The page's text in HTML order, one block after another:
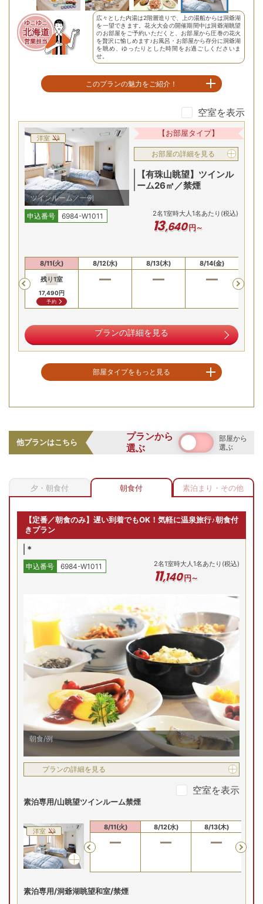
ゆこゆこ
北海道
営業担当
広々とした内湯は2階層造りで、上の湯船からは洞爺湖
を一望できます。花火大会の開催期間中は洞爺湖眺望
のお部屋をご予約いただくと、お部屋から圧巻の花火
を贅沢に愉しめます♪お風呂・お部屋から存分に洞爺湖
を眺め、ゆったりとした時間をお過ごしくださいま
せ。
このプランの魅力をご紹介！
洞爺湖畔の名湯を堪能
長い歴史を持つ洞爺湖温泉の自慢の湯を、心ゆくまでご堪能
いただけます。周辺の雄大な自然と合わせて、旅の疲れを優
しく癒やすひとときをお楽しみください。
夕食・朝食ともに、地域の食材をふんだんに使用した和洋中
だける、ボリューム満点の豪華な食の体験です。※セットメ
ニューの場合あり
洞爺湖一望の絶景客室
雄大な洞爺湖を目の前に臨む絶景の客室にご案内。時間とと
もに移り変わる湖と山々の美しい景色を独り占めしながら、
畳敷きの和室にベッドを置いた、ゆったりとした和の空間で
寛ぎのひとときを。
空室を表示
洋室
ツインルーム／一例
【お部屋タイプ】
お部屋の詳細を見る
【有珠山眺望】ツインル
ーム26㎡／禁煙
申込番号 6984-W1011 2名1室時大人1名あたり(税込)
13,640円～
Previous
8/11(火)
残り1室
17,490円
予約
8/12(水) 8/13(木) 8/14(金)
プランの詳細を見る
部屋タイプをもっと見る
【洞爺湖眺望】和室8～10畳
／禁煙
お部屋の詳細を見る
14,740円～
Previous
残り2 室
プランの詳細を見る
空室を表示
【洞爺湖眺望】高層階和室8
【お部屋タイプ】
お部屋の詳細を見る
洞爺湖眺望高層階ベッド
和室8～10畳禁煙
申込番号 6984-W1011 2名1室時大人1名あたり(税込)
16,240円～
Previous
残り1室
20,090円
予約
残り1室
他プランはこちら
プランから
選ぶ
部屋から
選ぶ
夕・朝食付 朝食付 素泊まり・その他
【定番／朝食のみ】遅い到着でもOK！気軽に温泉旅行♪朝食付
きプラン
*
申込番号 6984-W1011 2名1室時大人1名あたり(税込)
11,140円～
朝食/例
プランの詳細を見る
空室を表示
素泊専用/山眺望ツインルーム禁煙
洋室
Previous
8/9(日)
円
問合せ
8/10(月) 8/11(火) 8/12(水) 8/13(木)
素泊専用/洞爺湖眺望和室/禁煙